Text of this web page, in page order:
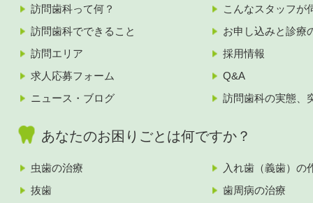
訪問歯科って何？
こんなスタッフが
訪問歯科でできること
お申し込みと診療
訪問エリア
採用情報
求人応募フォーム
Q&A
ニュース・ブログ
訪問歯科の実態、
あなたのお困りごとは何ですか？
虫歯の治療
入れ歯（義歯）の
抜歯
歯周病の治療